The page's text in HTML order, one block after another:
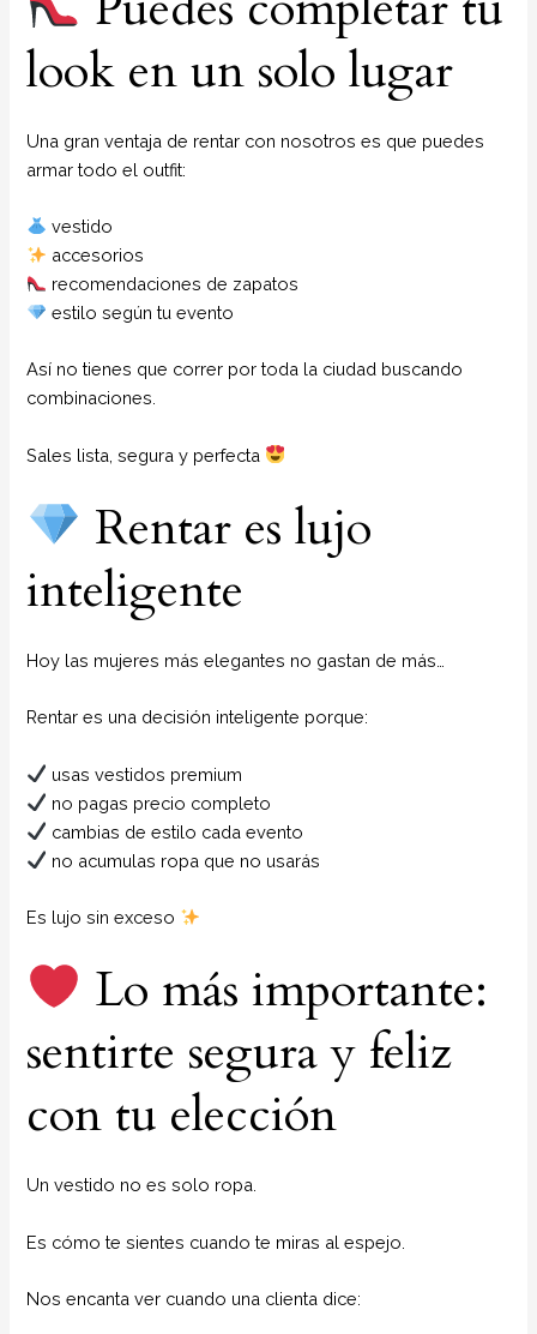
look en un solo lugar
Una gran ventaja de rentar con nosotros es que puedes
armar todo el outfit:
vestido
accesorios
recomendaciones de zapatos
estilo según tu evento
Así no tienes que correr por toda la ciudad buscando
combinaciones.
Sales lista, segura y perfecta
Rentar es lujo
inteligente
Hoy las mujeres más elegantes no gastan de más…
Rentar es una decisión inteligente porque:
usas vestidos premium
no pagas precio completo
cambias de estilo cada evento
no acumulas ropa que no usarás
Es lujo sin exceso
Lo más importante:
sentirte segura y feliz
con tu elección
Un vestido no es solo ropa.
Es cómo te sientes cuando te miras al espejo.
Nos encanta ver cuando una clienta dice: